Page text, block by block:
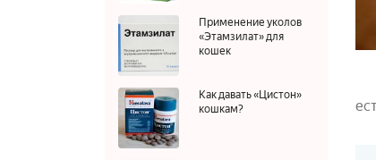
Применение уколов
«Этамзилат» для
кошек
Как давать «Цистон»
кошкам?